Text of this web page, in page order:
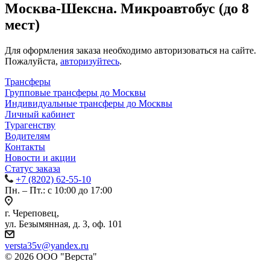
Москва-Шексна. Микроавтобус (до 8
мест)
Для оформления заказа необходимо авторизоваться на сайте.
Пожалуйста, авторизуйтесь.
Трансферы
Групповые трансферы до Москвы
Индивидуальные трансферы до Москвы
Личный кабинет
Турагенству
Водителям
Контакты
Новости и акции
Статус заказа
+7 (8202) 62-55-10
Пн. – Пт.: с 10:00 до 17:00
г. Череповец,
ул. Безымянная, д. 3, оф. 101
versta35v@yandex.ru
© 2026 ООО "Верста"